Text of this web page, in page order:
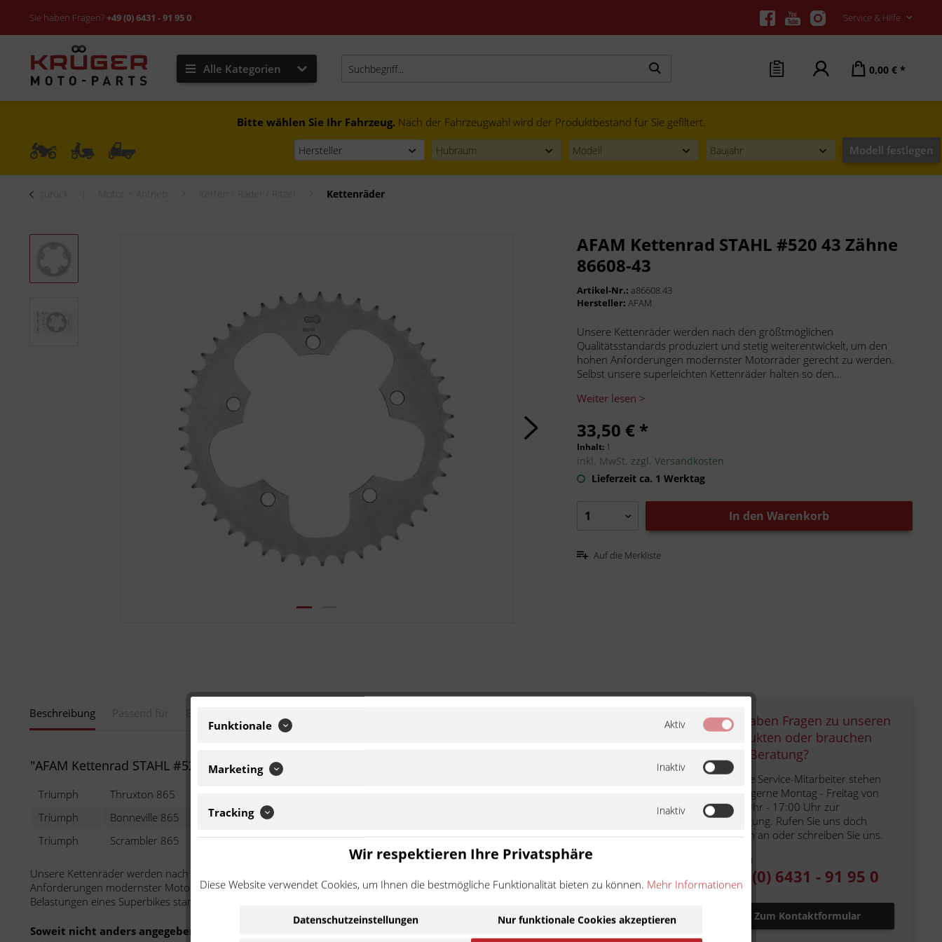
Sie haben Fragen?+49 (0) 6431 - 91 95 0 Service & Hilfe
Alle Kategorien 0,00 € *
Bitte wählen Sie Ihr Fahrzeug. Nach der Fahrzeugwahl wird der Produktbestand für Sie gefiltert.
Modell festlegen
Kettenräder
AFAM Kettenrad STAHL #520 43 Zähne
86608-43
Artikel-Nr.: a86608.43
Hersteller:AFAM
Unsere Kettenräder werden nach den größtmöglichen
Qualitätsstandards produziert und stetig weiterentwickelt, um den
hohen Anforderungen modernster Motorräder gerecht zu werden.
Selbst unsere superleichten Kettenräder halten so den...
Weiter lesen >
33,50 € *
Inhalt: 1
inkl. MwSt.zzgl. Versandkosten
Lieferzeit ca. 1 Werktag
In den Warenkorb
Auf die Merkliste
Beschreibung
"AFAM Kettenrad STAHL #520 43 Zähne 86608-43"
Triumph Thruxton 865
Triumph
Bonneville 865 865 ccm
Triumph
Scrambler 865 865 ccm 986MG2 2015 - 2016 Standard Zu Modell wechseln
Unsere Kettenräder werden nach den größtmöglichen Qualitätsstandards produziert und stetig weiterentwickelt, um den hohen
Anforderungen modernster Motorräder gerecht zu werden. Selbst unsere superleichten Kettenräder halten so den extremen
Belastungen eines Superbikes stand.
Soweit nicht anders angegeben: Bei der angebotenen Ware handelt es sich um ein Zubehör-/Ersatzteil eines
Sie haben Fragen zu unseren
Produkten oder brauchen
eine Beratung?
Unsere Service-Mitarbeiter stehen
Ihnen gerne Montag - Freitag von
9:00 Uhr - 17:00 Uhr zur
Verfügung. Rufen Sie uns doch
einfach an oder schreiben Sie uns.
Telefon
+49 (0) 6431 - 91 95 0
Zum Kontaktformular
Funktionale Aktiv
Marketing Inaktiv
Tracking Inaktiv
Wir respektieren Ihre Privatsphäre
Diese Website verwendet Cookies, um Ihnen die bestmögliche Funktionalität bieten zu können. Mehr Informationen
Datenschutzeinstellungen Nur funktionale Cookies akzeptieren